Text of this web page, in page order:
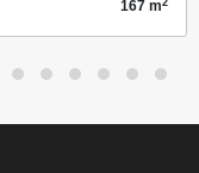
167 m